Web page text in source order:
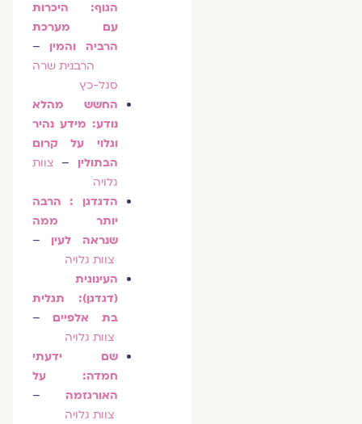
הגוף: היכרות
עם מערכת
הרביה והמין–
הרבנית שרה
סגל-כץ
החשש מהלא
נודע: מידע נהיר
וגלוי על קרום
הבתולין–צוות
גלויה
הדגדגן : הרבה
יותר ממה
שנראה לעין–
צוות גלויה
העינוגית
(דגדגן): תגלית
בת אלפיים–
צוות גלויה
שם ידעתי
חמדה: על
האורגזמה–
צוות גלויה